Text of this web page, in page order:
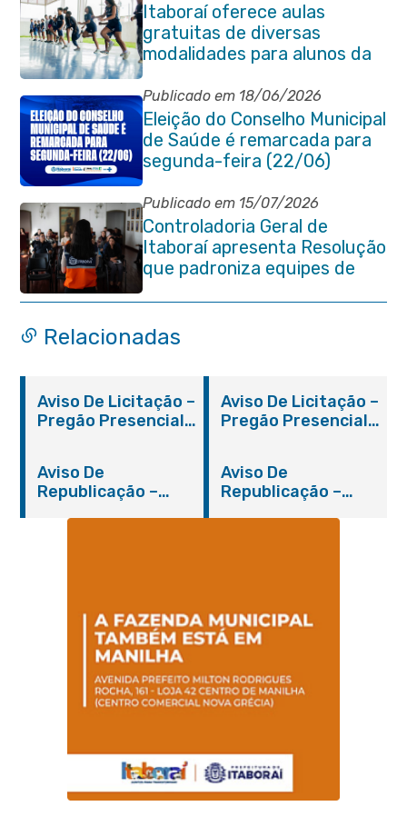
Itaboraí oferece aulas
gratuitas de diversas
modalidades para alunos da
rede municipal de ensino
Publicado em 18/06/2026
Eleição do Conselho Municipal
de Saúde é remarcada para
segunda-feira (22/06)
Publicado em 15/07/2026
Controladoria Geral de
Itaboraí apresenta Resolução
que padroniza equipes de
planejamento das
contratações públicas
Relacionadas
Aviso De Licitação –
Pregão Presencial
Aviso De Licitação –
Pregão Presencial
Aviso De
Republicação –
Aviso De
Republicação –